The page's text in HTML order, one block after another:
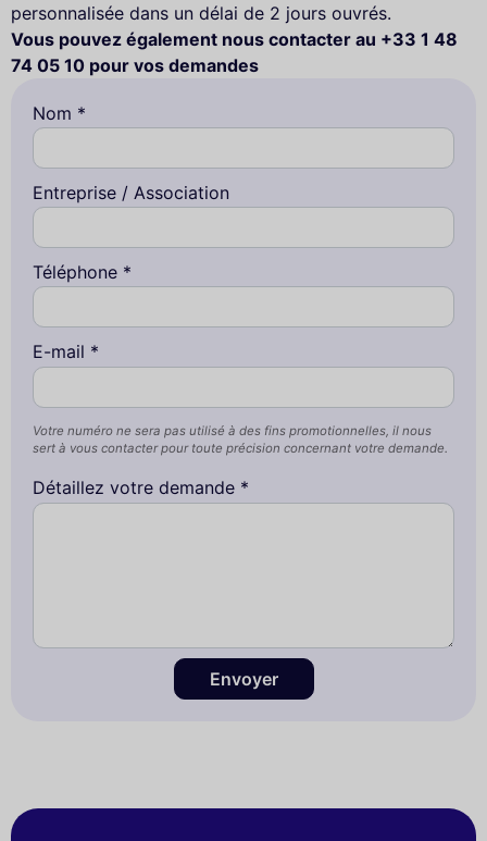
personnalisée dans un délai de 2 jours ouvrés.
Vous pouvez également nous contacter au +33 1 48
74 05 10 pour vos demandes
Nom *
Entreprise / Association
Téléphone *
E-mail *
Votre numéro ne sera pas utilisé à des fins promotionnelles, il nous
sert à vous contacter pour toute précision concernant votre demande.
Détaillez votre demande *
Envoyer